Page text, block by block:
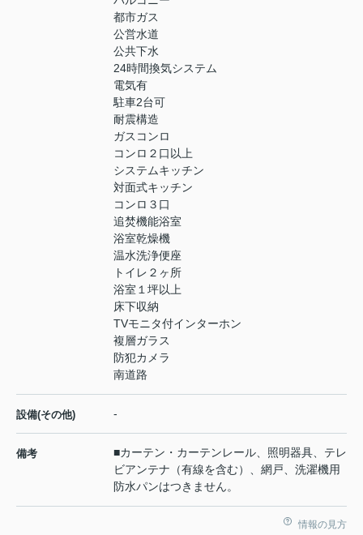
都市ガス
公営水道
公共下水
24時間換気システム
電気有
駐車2台可
耐震構造
ガスコンロ
コンロ２口以上
システムキッチン
対面式キッチン
コンロ３口
追焚機能浴室
浴室乾燥機
温水洗浄便座
トイレ２ヶ所
浴室１坪以上
床下収納
TVモニタ付インターホン
複層ガラス
防犯カメラ
南道路
設備(その他) -
備考
■カーテン・カーテンレール、照明器具、テレ
ビアンテナ（有線を含む）、網戸、洗濯機用
防水パンはつきません。
情報の見方